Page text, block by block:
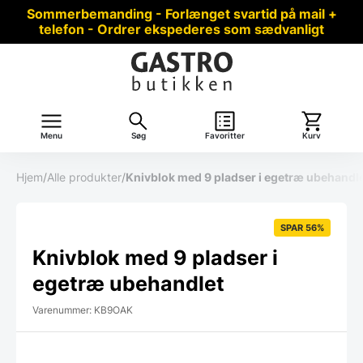
Sommerbemanding - Forlænget svartid på mail +
telefon - Ordrer ekspederes som sædvanligt
Menu Søg Favoritter Kurv
Hjem/Alle produkter/Knivblok med 9 pladser i egetræ
SPAR 56%
Knivblok med 9 pladser i
egetræ ubehandlet
Varenummer: KB9OAK